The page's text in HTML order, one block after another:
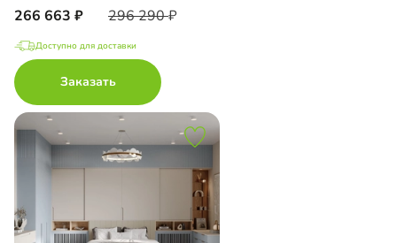
266 663 296 290
Доступно для доставки
Заказать